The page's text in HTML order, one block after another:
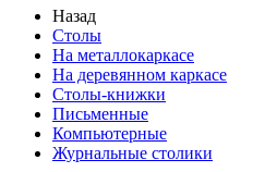
Назад
Столы
На металлокаркасе
На деревянном каркасе
Столы-книжки
Письменные
Компьютерные
Журнальные столики